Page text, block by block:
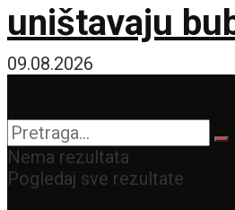
uništavaju
napadaju
09.08.2026
Nema rezultata
Pogledaj sve rezultate